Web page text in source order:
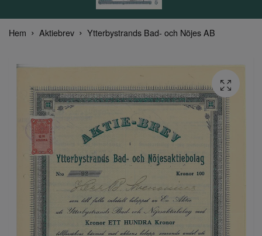
Hem Aktiebrev Ytterbystrands Bad- och Nöjes AB